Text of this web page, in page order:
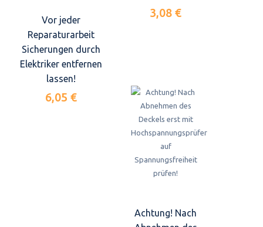
Vor jeder
Reparaturarbeit
Sicherungen durch
Elektriker entfernen
lassen!
6,05 €
3,08 €
Achtung! Nach